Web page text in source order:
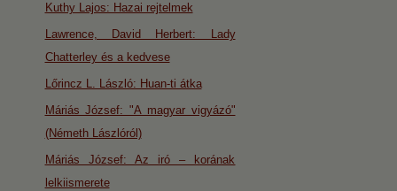
Kuthy Lajos: Hazai rejtelmek
Lawrence, David Herbert: Lady
Chatterley és a kedvese
Lőrincz L. László: Huan-ti átka
Máriás József: "A magyar vigyázó"
(Németh Lászlóról)
Máriás József: Az iró – korának
lelkiismerete